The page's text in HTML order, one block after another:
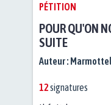
PÉTITION
POUR QU'ON
SUITE
Auteur :
12signatures